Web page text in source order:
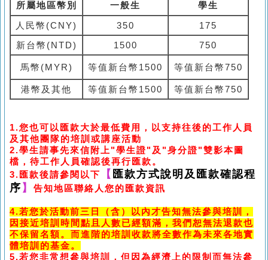
所屬地區幣別 一般生 學生
人民幣(CNY) 350
175
新台幣(NTD)
1500 750
馬幣(MYR) 等值新台幣1500 等值新台幣750
港幣及其他 等值新台幣1500 等值新台幣750
1.您也可以匯款大於最低費用，以支持往後的工作人員
及其他團隊的培訓或講座活動
2.學生請事先來信附上 "學生證"及 "身分證"雙影本圖
檔，待工作人員確認後再行匯款。
3. 匯款後請參閱以下 【 匯款方式說明及匯款確認程
序 】 告知地區聯絡人您的匯款資訊
4.若您於活動前三日 （含 ）
以內才告知無法參與培訓，
因接近培訓時間點且人數已經額滿，我們恕無法退款也
不保留名額。而進階的培訓收款將全數作為未來各地實
體培訓的基金。
5.若您非常想參與培訓，但因為經濟上的限制而無法參